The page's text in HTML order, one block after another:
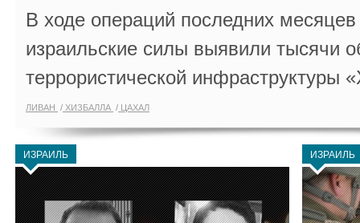
В ходе операций последних
израильские силы выявили тысячи
террористической инфраструктуры
ЛИВАН ХИЗБАЛЛА ЦАХАЛ
ИЗРАИЛЬ ИЗРАИЛЬ